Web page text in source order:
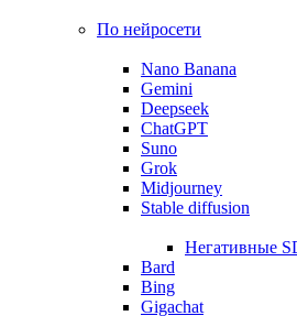
По нейросети
Nano Banana
Gemini
Deepseek
ChatGPT
Suno
Grok
Midjourney
Stable diffusion
Негативные
Bard
Bing
Gigachat